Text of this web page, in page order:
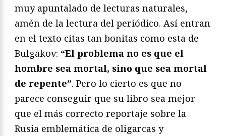
muy apuntalado de lecturas naturales,
amén de la lectura del periódico. Así entran
en el texto citas tan bonitas como esta de
Bulgakov: “El problema no es que el
hombre sea mortal, sino que sea mortal
de repente”. Pero lo cierto es que no
parece conseguir que su libro sea mejor
que el más correcto reportaje sobre la
Rusia emblemática de oligarcas y